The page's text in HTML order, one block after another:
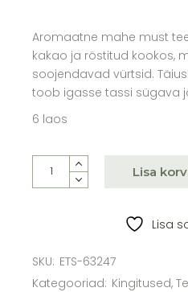
Aromaatne mahe must
kakao ja röstitud kookos,
soojendavad vürtsid.
toob igasse tassi sügava
6 laos
Talvetee ÖKO “Winter”, 20
Lisa
Lisa
SKU: ETS-63247
Kategooriad: Kingitused,